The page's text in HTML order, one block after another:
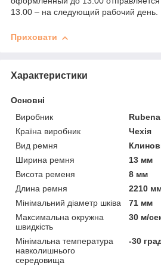
13.00 – на следующий рабочий день.
Приховати
Характеристики
Основні
Виробник
Rubena
Країна виробник
Чехія
Вид ремня
Ширина ремня
13 мм
Висота ременя
8 мм
Длина ремня
2210
Мінімальний діаметр шківа
71 мм
Максимальна окружна
швидкість
30 м/
Мінімальна температура
навколишнього
середовища
-30